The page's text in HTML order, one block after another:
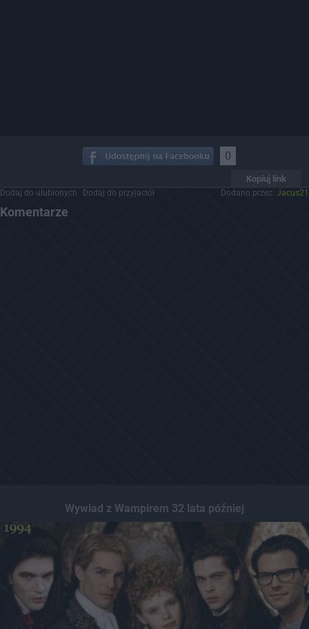
0
Kopiuj link
Dodaj do ulubionych Dodaj do przyjaciół Dodano przez: Jacus21
Komentarze
Wywiad z Wampirem 32 lata później